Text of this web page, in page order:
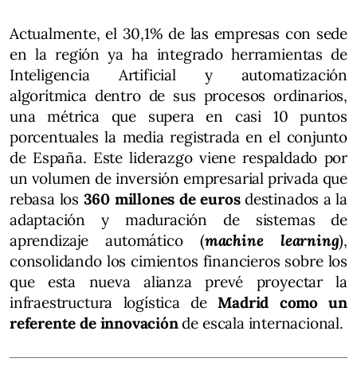
Actualmente, el 30,1% de las empresas con sede
en la región ya ha integrado herramientas de
Inteligencia Artificial y automatización
algorítmica dentro de sus procesos ordinarios,
una métrica que supera en casi 10 puntos
porcentuales la media registrada en el conjunto
de España. Este liderazgo viene respaldado por
un volumen de inversión empresarial privada que
rebasa los 360 millones de eurosdestinados a la
adaptación y maduración de sistemas de
aprendizaje automático (machine learning),
consolidando los cimientos financieros sobre los
que esta nueva alianza prevé proyectar la
infraestructura logística deMadrid como un
referente de innovaciónde escala internacional.